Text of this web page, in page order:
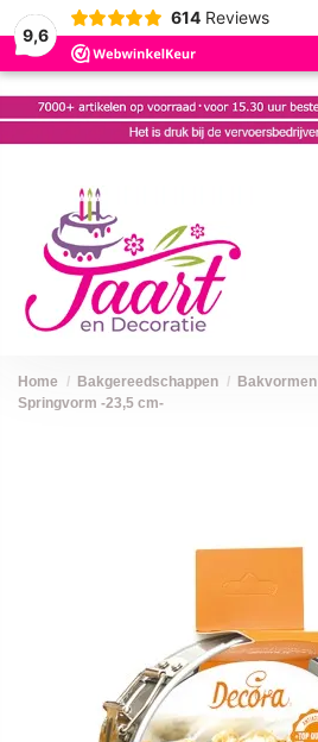
9,6
614 Reviews
Home Bakgereedschappen Bakvormen
Springvorm -23,5 cm-